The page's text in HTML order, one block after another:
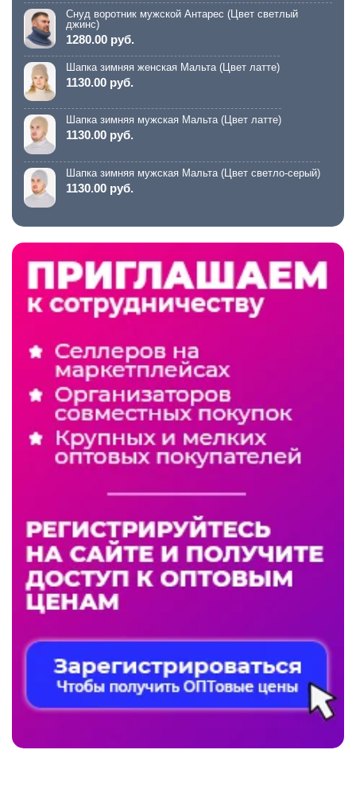
Снуд воротник мужской Антарес (Цвет светлый
джинс)
1280.00 руб.
Шапка зимняя женская Мальта (Цвет латте)
1130.00 руб.
Шапка зимняя мужская Мальта (Цвет латте)
1130.00 руб.
Шапка зимняя мужская Мальта (Цвет светло-серый)
1130.00 руб.